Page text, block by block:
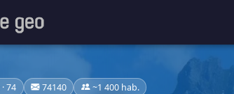
74 74140 ~1 400 hab.